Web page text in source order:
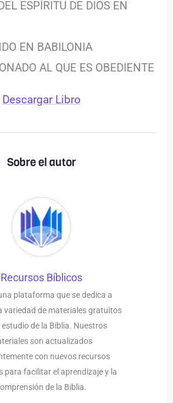
ESPÍRITU DE DIOS EN
EN BABILONIA
AL QUE ES OBEDIENTE
Descargar Libro
Sobre el autor
Recursos Bíblicos
plataforma que se dedica a
variedad de materiales gratuitos
estudio de la Biblia. Nuestros
son actualizados
con nuevos recursos
para facilitar el aprendizaje y la
de la Biblia.